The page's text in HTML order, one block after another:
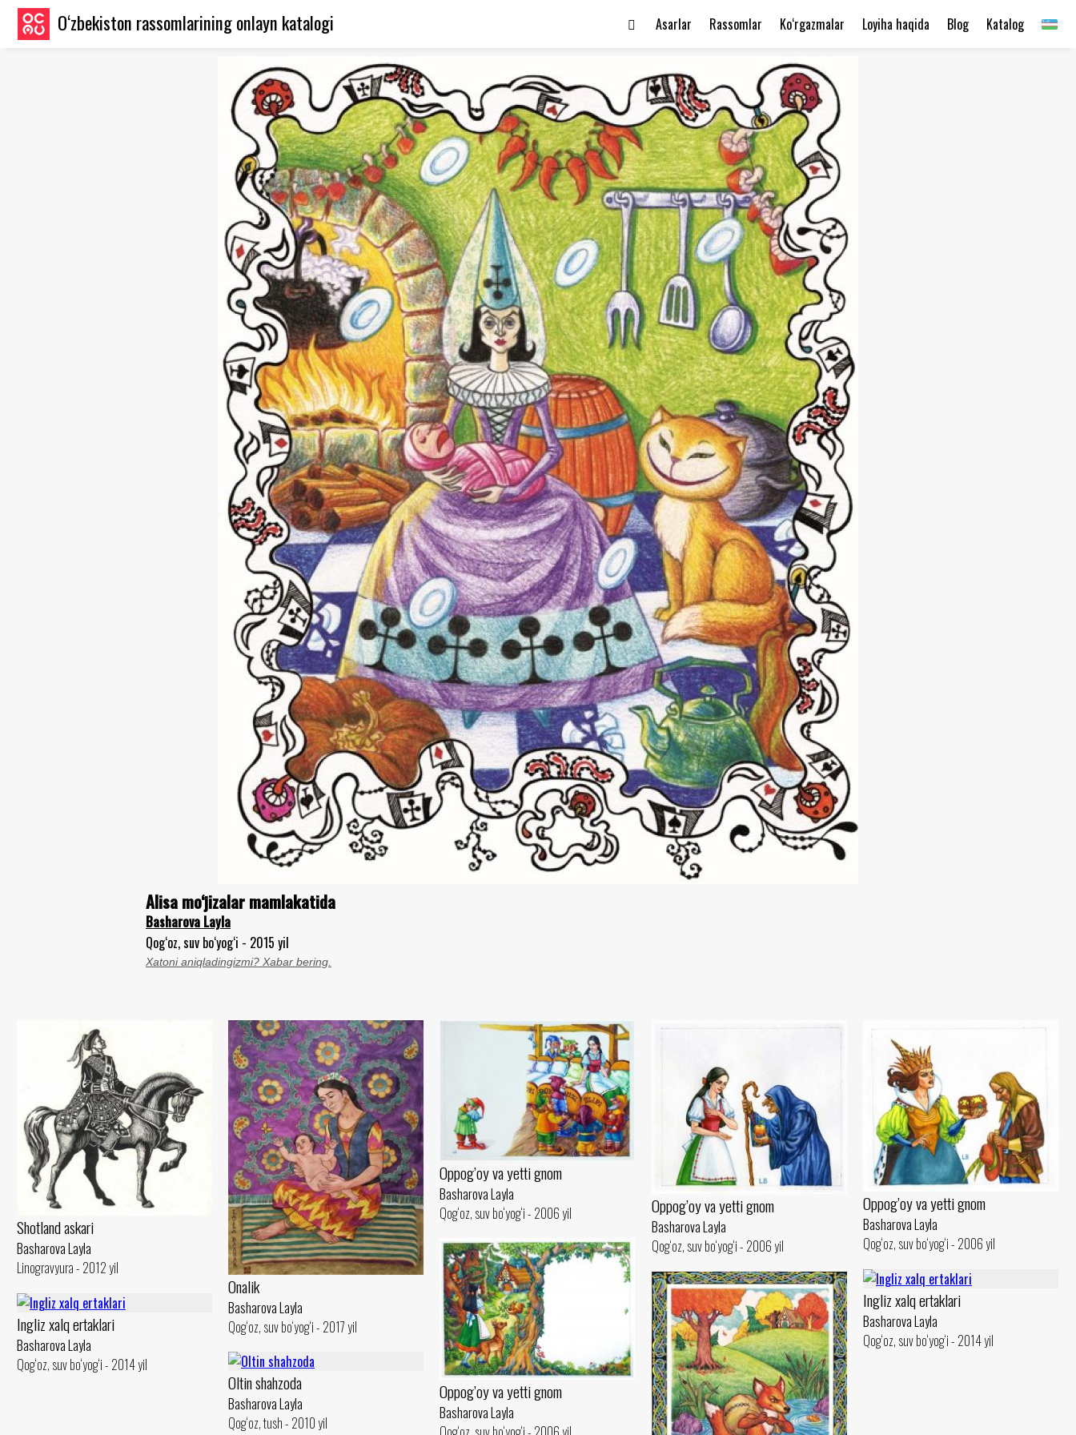
O‘zbekiston rassomlarining onlayn katalogi Katalog
Blog
Loyiha haqida
Ko‘rgazmalar
Rassomlar
Asarlar
Alisa mo‘jizalar mamlakatida
Basharova Layla
Qog‘oz, suv bo‘yog‘i - 2015 yil
Xatoni aniqladingizmi? Xabar bering.
Shotland askari
Basharova Layla
Linogravyura - 2012 yil
Onalik
Basharova Layla
Qog‘oz, suv bo‘yog‘i - 2017 yil
Oppog’oy va yetti gnom
Basharova Layla
Qog‘oz, suv bo‘yog‘i - 2006 yil
Oppog’oy va yetti gnom
Basharova Layla
Qog‘oz, suv bo‘yog‘i - 2006 yil
Oppog’oy va yetti gnom
Basharova Layla
Qog‘oz, suv bo‘yog‘i - 2006 yil
Oppog’oy va yetti gnom
Basharova Layla
Ingliz xalq ertaklari
Basharova Layla
Qog‘oz, suv bo‘yog‘i - 2014 yil
Ingliz xalq ertaklari
Basharova Layla
Qog‘oz, suv bo‘yog‘i - 2014 yil
Oltin shahzoda
Basharova Layla
Qog‘oz, tush - 2010 yil